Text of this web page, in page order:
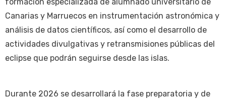
Canarias y Marruecos en instrumentación astronómica y
análisis de datos científicos, así como el desarrollo de
actividades divulgativas y retransmisiones públicas del
eclipse que podrán seguirse desde las islas.
Durante 2026 se desarrollará la fase preparatoria y de